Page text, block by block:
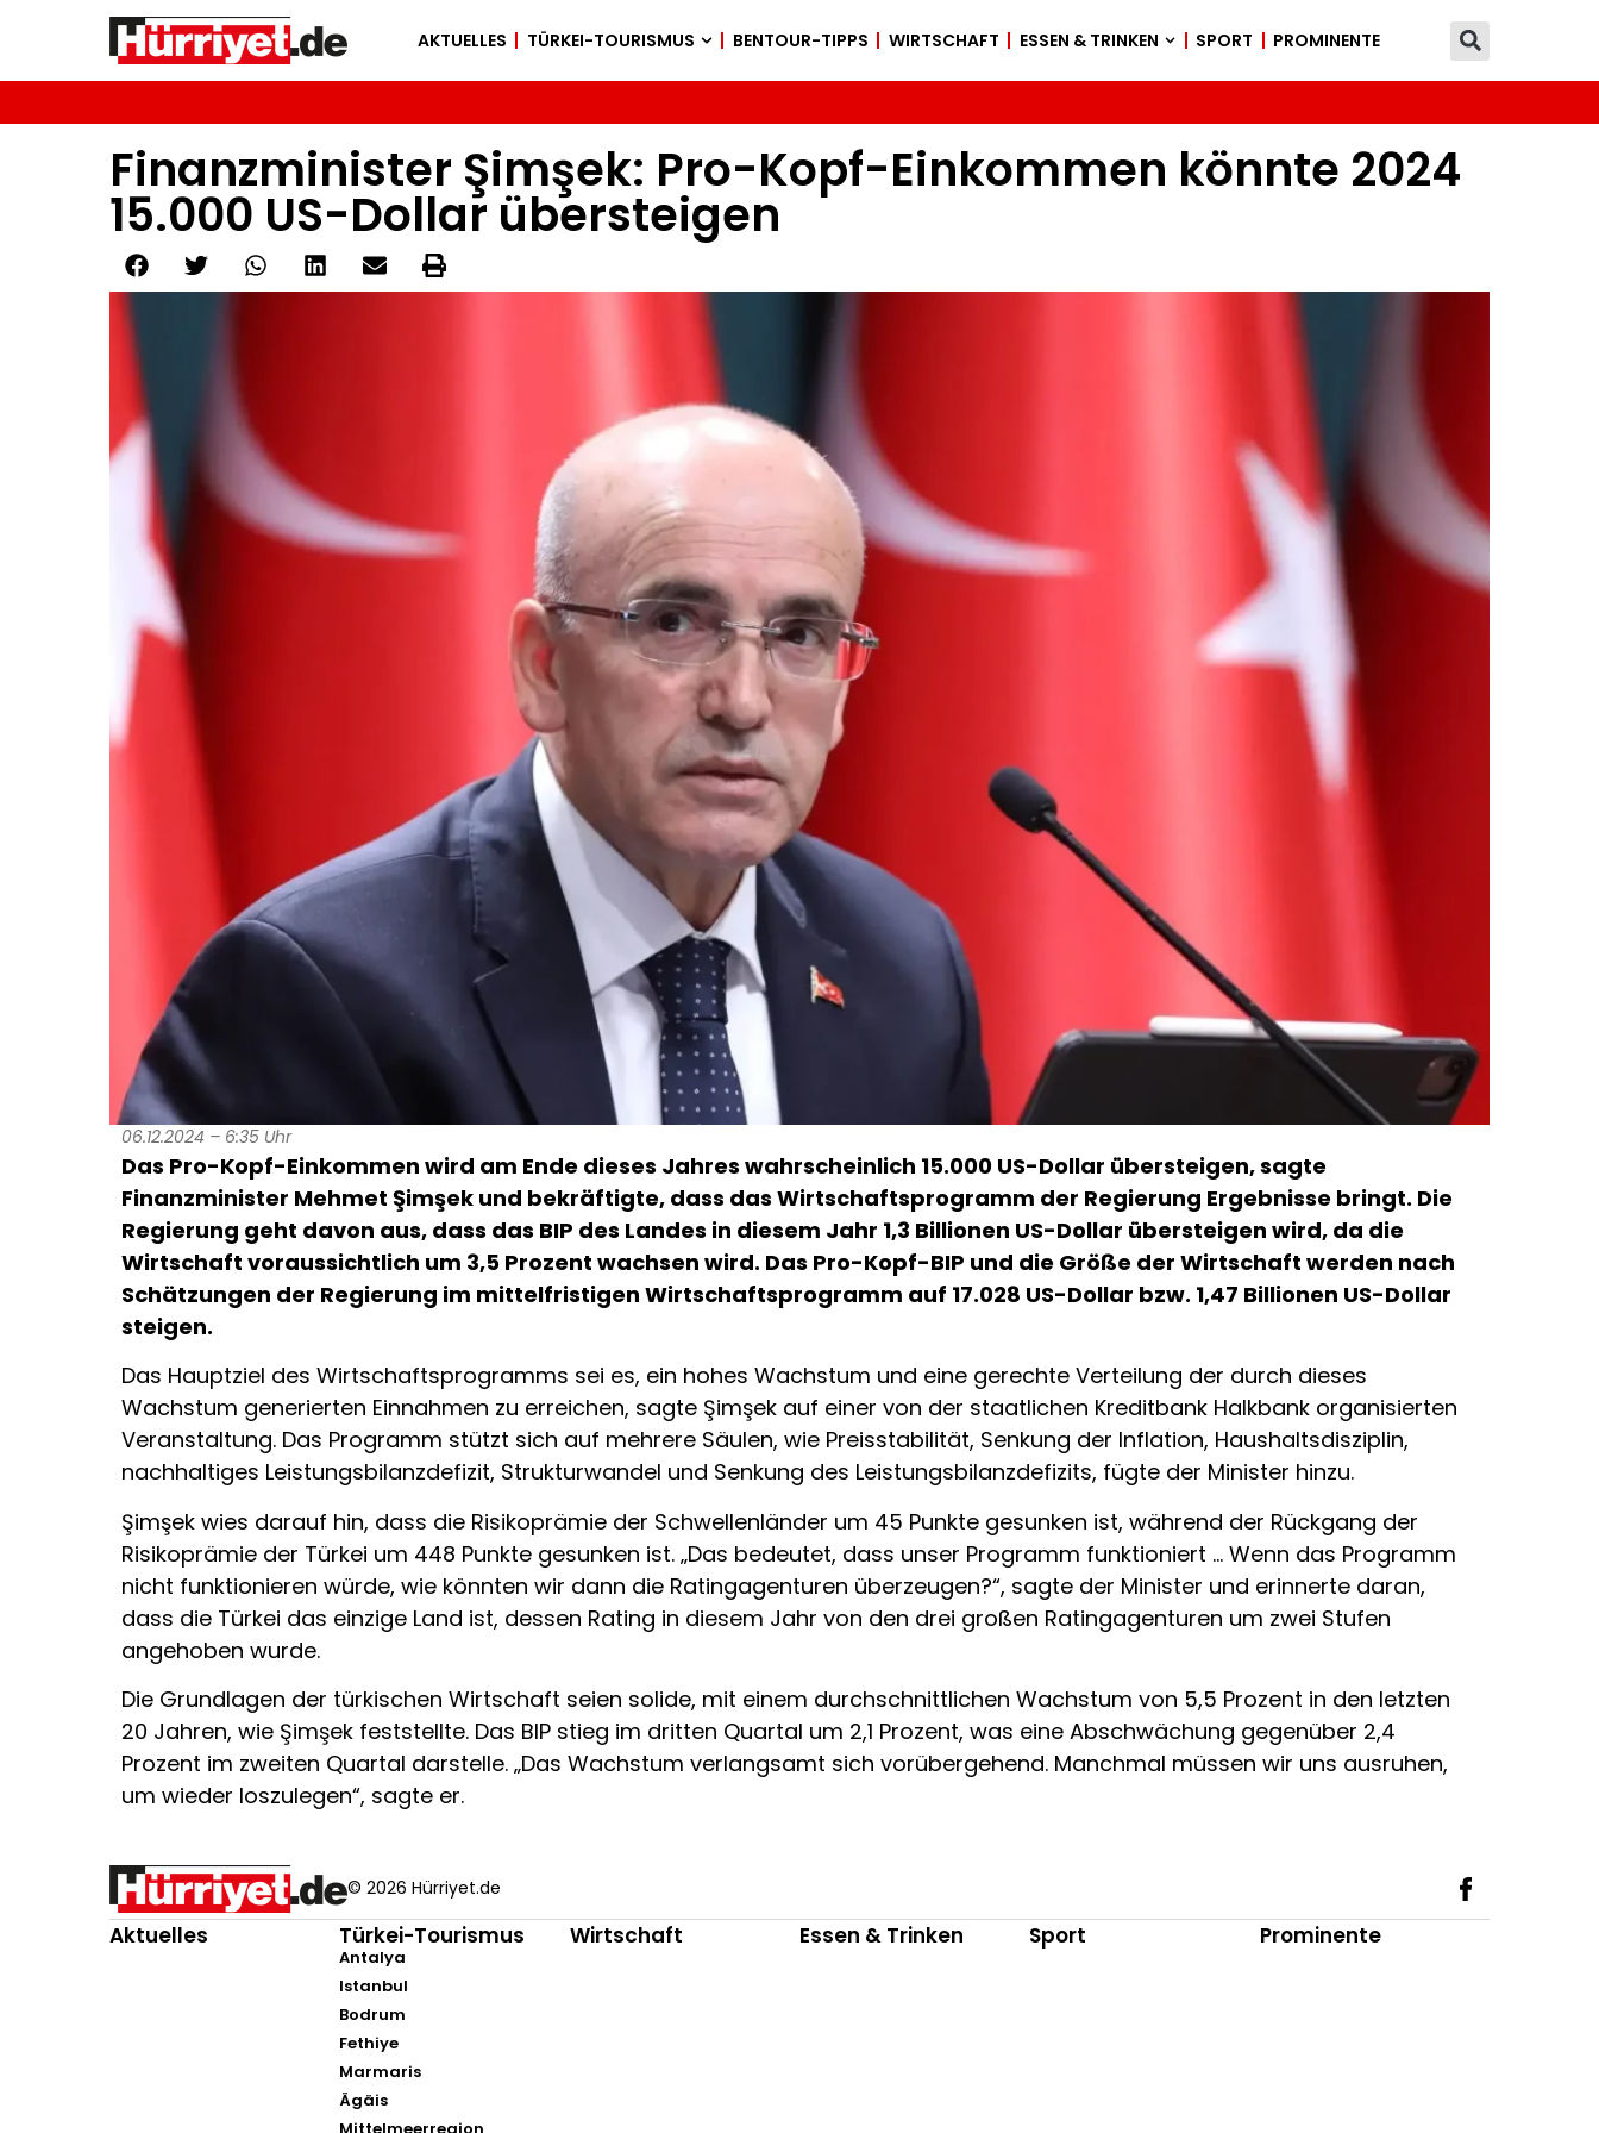
AKTUELLES TÜRKEI-TOURISMUS BENTOUR-TIPPS WIRTSCHAFT ESSEN & TRINKEN SPORT PROMINENTE
Finanzminister Şimşek: Pro-Kopf-Einkommen könnte 2024
15.000 US-Dollar übersteigen
06.12.2024 – 6:35 Uhr
Das Pro-Kopf-Einkommen wird am Ende dieses Jahres wahrscheinlich 15.000 US-Dollar übersteigen, sagte
Finanzminister Mehmet Şimşek und bekräftigte, dass das Wirtschaftsprogramm der Regierung Ergebnisse bringt. Die
Regierung geht davon aus, dass das BIP des Landes in diesem Jahr 1,3 Billionen US-Dollar übersteigen wird, da die
Wirtschaft voraussichtlich um 3,5 Prozent wachsen wird. Das Pro-Kopf-BIP und die Größe der Wirtschaft werden nach
Schätzungen der Regierung im mittelfristigen Wirtschaftsprogramm auf 17.028 US-Dollar bzw. 1,47 Billionen US-Dollar
steigen.
Das Hauptziel des Wirtschaftsprogramms sei es, ein hohes Wachstum und eine gerechte Verteilung der durch dieses
Wachstum generierten Einnahmen zu erreichen, sagte Şimşek auf einer von der staatlichen Kreditbank Halkbank organisierten
Veranstaltung. Das Programm stützt sich auf mehrere Säulen, wie Preisstabilität, Senkung der Inflation, Haushaltsdisziplin,
nachhaltiges Leistungsbilanzdefizit, Strukturwandel und Senkung des Leistungsbilanzdefizits, fügte der Minister hinzu.
Şimşek wies darauf hin, dass die Risikoprämie der Schwellenländer um 45 Punkte gesunken ist, während der Rückgang der
Risikoprämie der Türkei um 448 Punkte gesunken ist. „Das bedeutet, dass unser Programm funktioniert … Wenn das Programm
nicht funktionieren würde, wie könnten wir dann die Ratingagenturen überzeugen?“, sagte der Minister und erinnerte daran,
dass die Türkei das einzige Land ist, dessen Rating in diesem Jahr von den drei großen Ratingagenturen um zwei Stufen
angehoben wurde.
Die Grundlagen der türkischen Wirtschaft seien solide, mit einem durchschnittlichen Wachstum von 5,5 Prozent in den letzten
20 Jahren, wie Şimşek feststellte. Das BIP stieg im dritten Quartal um 2,1 Prozent, was eine Abschwächung gegenüber 2,4
Prozent im zweiten Quartal darstelle. „Das Wachstum verlangsamt sich vorübergehend. Manchmal müssen wir uns ausruhen,
um wieder loszulegen“, sagte er.
© 2026 Hürriyet.de
Aktuelles Türkei-Tourismus
Antalya
Istanbul
Bodrum
Fethiye
Marmaris
Ägäis
Mittelmeerregion
Wirtschaft Essen & Trinken Sport Prominente